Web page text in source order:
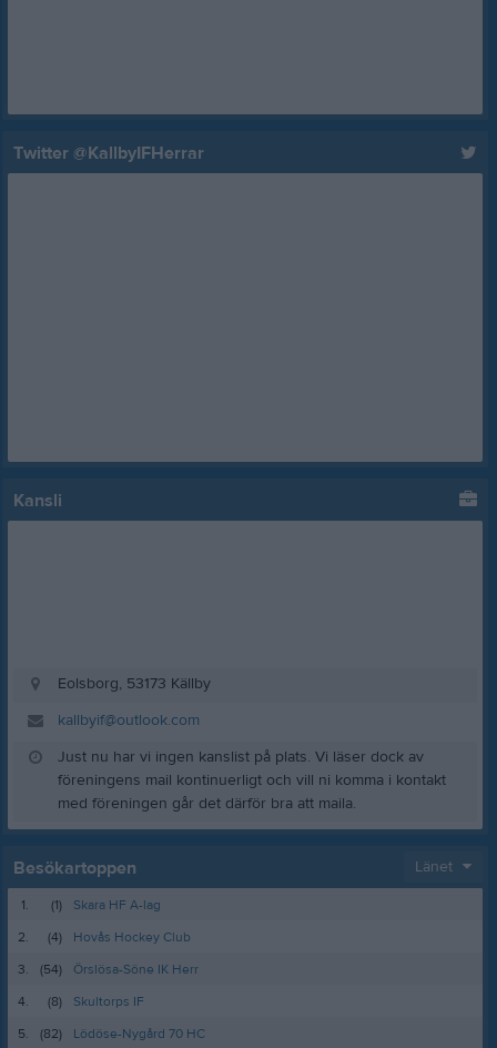
Twitter @KallbyIFHerrar
Kansli
Eolsborg, 53173 Källby
kallbyif@outlook.com
Just nu har vi ingen kanslist på plats. Vi läser dock av
föreningens mail kontinuerligt och vill ni komma i kontakt
med föreningen går det därför bra att maila.
Besökartoppen Länet
1. (1)
Skara HF A-lag
2.
(4)
Hovås Hockey Club
3.
(54)
Örslösa-Söne IK Herr
4.
(8)
Skultorps IF
5.
(82) Lödöse-Nygård 70 HC